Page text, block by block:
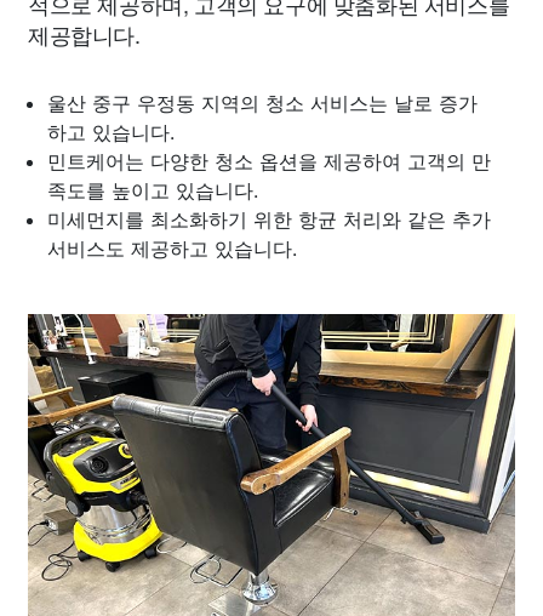
제공합니다.
울산 중구 우정동 지역의 청소 서비스는 날로 증가
하고 있습니다.
민트케어는 다양한 청소 옵션을 제공하여 고객의 만
족도를 높이고 있습니다.
미세먼지를 최소화하기 위한 항균 처리와 같은 추가
서비스도 제공하고 있습니다.